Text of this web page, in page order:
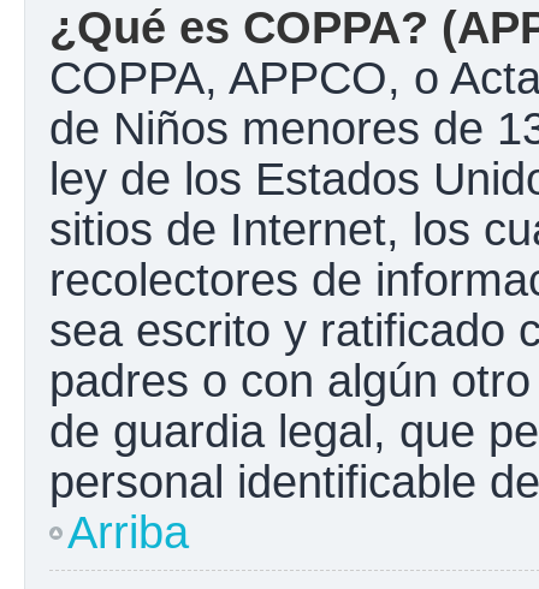
¿Qué es COPPA?
COPPA, APPCO, o
de Niños menores de
ley de los Estados
sitios de Internet, los
recolectores de
sea escrito y ratificado
padres o con algún
de guardia legal, que
personal identificable
Arriba